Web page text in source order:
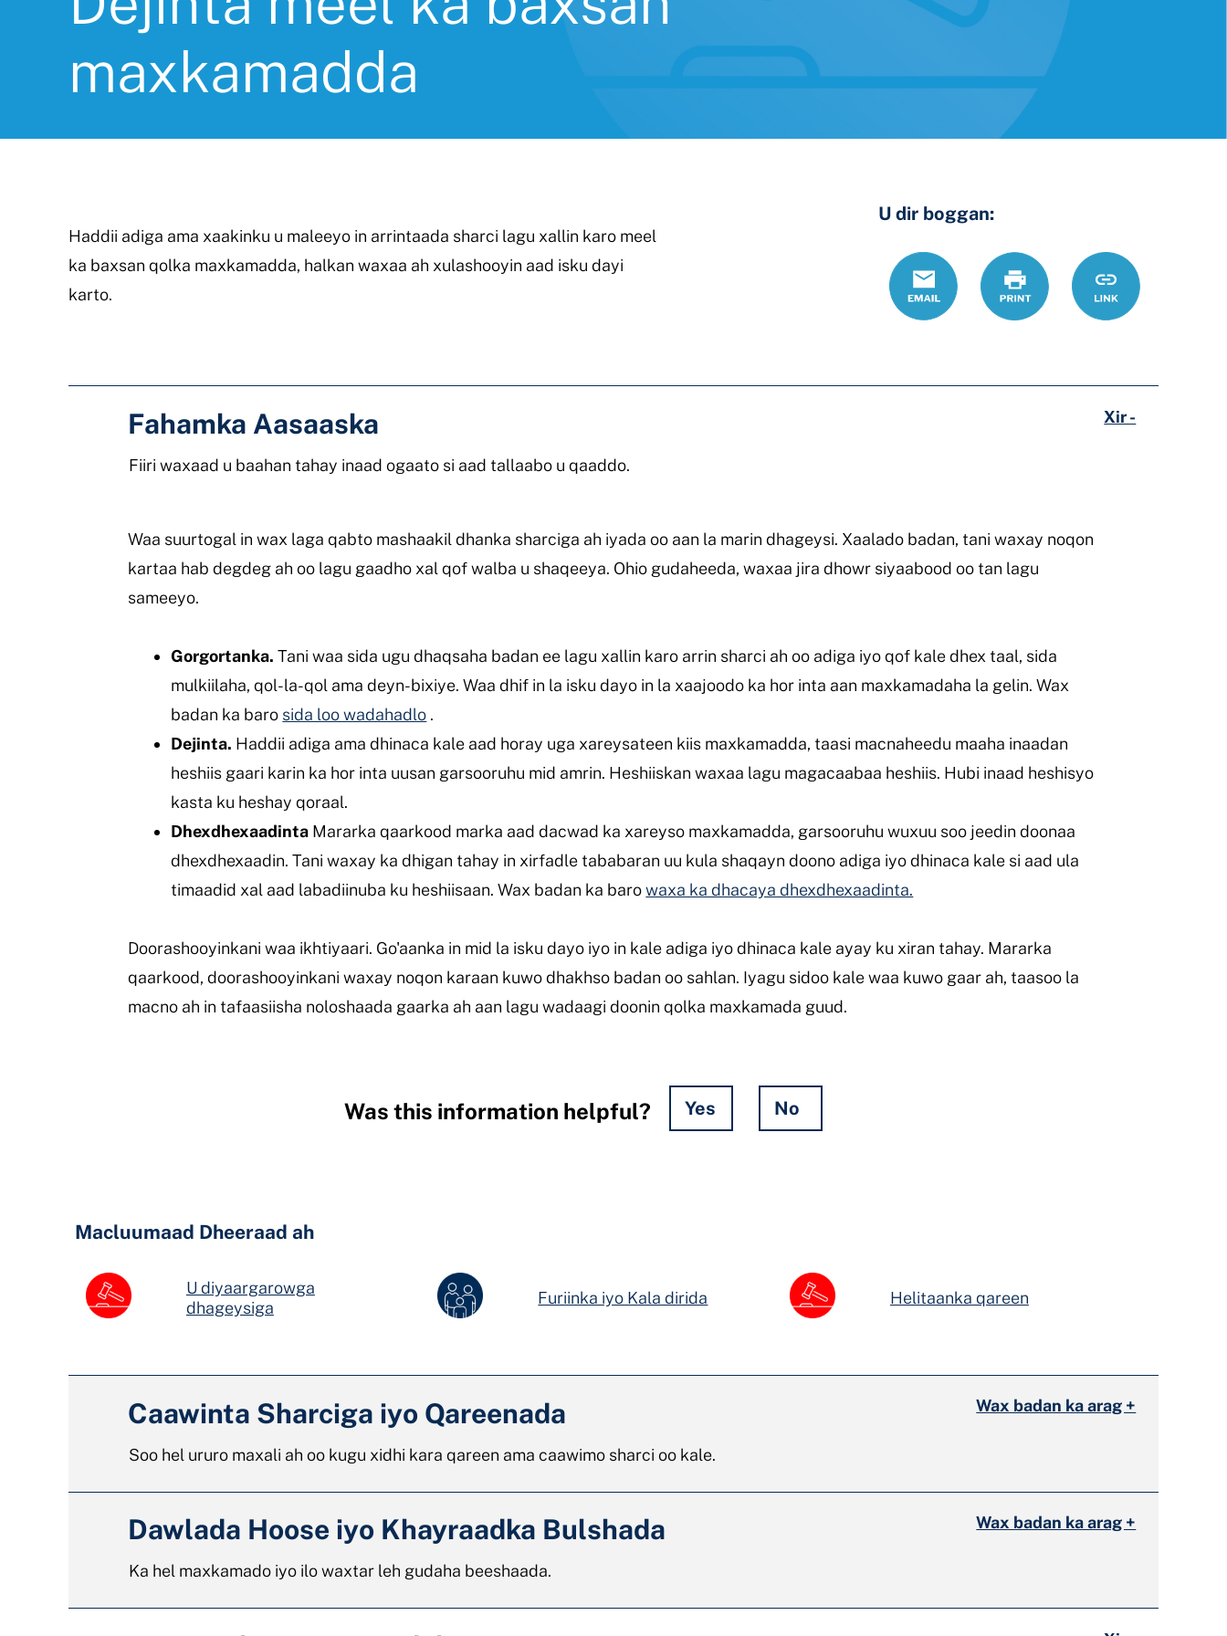
maxkamadda
Haddii adiga ama xaakinku u maleeyo in arrintaada sharci lagu xallin karo meel
ka baxsan qolka maxkamadda, halkan waxaa ah xulashooyin aad isku dayi
karto.
U dir boggan:
Email Daabac https://
Link
Fahamka Aasaaska
Fiiri waxaad u baahan tahay inaad ogaato si aad tallaabo u qaaddo.
Xir -
Waa suurtogal in wax laga qabto mashaakil dhanka sharciga ah iyada oo aan la marin dhageysi. Xaalado badan, tani waxay noqon
kartaa hab degdeg ah oo lagu gaadho xal qof walba u shaqeeya. Ohio gudaheeda, waxaa jira dhowr siyaabood oo tan lagu
sameeyo.
Gorgortanka. Tani waa sida ugu dhaqsaha badan ee lagu xallin karo arrin sharci ah oo adiga iyo qof kale dhex taal, sida
mulkiilaha, qol-la-qol ama deyn-bixiye. Waa dhif in la isku dayo in la xaajoodo ka hor inta aan maxkamadaha la gelin. Wax
badan ka baro sida loo wadahadlo .
Dejinta. Haddii adiga ama dhinaca kale aad horay uga xareysateen kiis maxkamadda, taasi macnaheedu maaha inaadan
heshiis gaari karin ka hor inta uusan garsooruhu mid amrin. Heshiiskan waxaa lagu magacaabaa heshiis. Hubi inaad heshisyo
kasta ku heshay qoraal.
Dhexdhexaadinta Mararka qaarkood marka aad dacwad ka xareyso maxkamadda, garsooruhu wuxuu soo jeedin doonaa
dhexdhexaadin. Tani waxay ka dhigan tahay in xirfadle tababaran uu kula shaqayn doono adiga iyo dhinaca kale si aad ula
timaadid xal aad labadiinuba ku heshiisaan. Wax badan ka barowaxa ka dhacaya dhexdhexaadinta.
Doorashooyinkani waa ikhtiyaari. Go'aanka in mid la isku dayo iyo in kale adiga iyo dhinaca kale ayay ku xiran tahay. Mararka
qaarkood, doorashooyinkani waxay noqon karaan kuwo dhakhso badan oo sahlan. Iyagu sidoo kale waa kuwo gaar ah, taasoo la
macno ah in tafaasiisha noloshaada gaarka ah aan lagu wadaagi doonin qolka maxkamada guud.
Was this information helpful? Yes No
Macluumaad Dheeraad ah
U diyaargarowga
dhageysiga
Furiinka iyo Kala dirida Helitaanka qareen
Caawinta Sharciga iyo Qareenada
Soo hel ururo maxali ah oo kugu xidhi kara qareen ama caawimo sharci oo kale.
Wax badan ka arag +
Dawlada Hoose iyo Khayraadka Bulshada
Ka hel maxkamado iyo ilo waxtar leh gudaha beeshaada.
Wax badan ka arag +